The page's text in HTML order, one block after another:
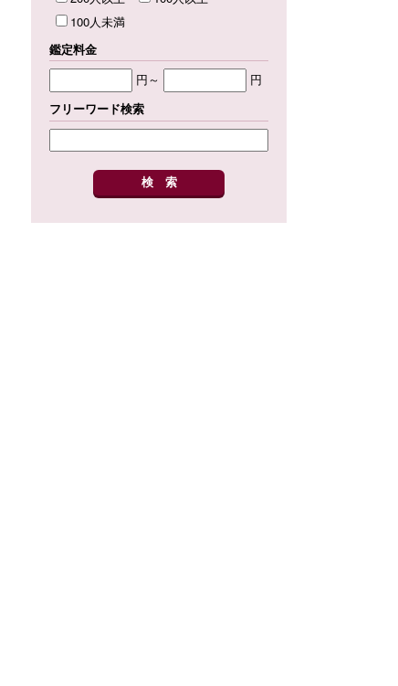
100人未満
鑑定料金
円～
円
フリーワード検索